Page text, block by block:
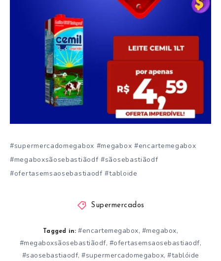
#supermercadomegabox #megabox #encartemegabox
#megaboxsãosebastiãodf #sãosebastiãodf
#ofertasemsaosebastiaodf #tabloide
Supermercados
Tagged in: #encartemegabox, #megabox,
#megaboxsãosebastiãodf, #ofertasemsaosebastiaodf,
#saosebastiaodf, #supermercadomegabox, #tablóide